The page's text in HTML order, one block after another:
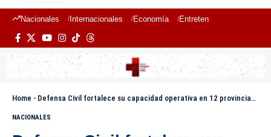
Nacionales Internacionales Economía Entretenimiento
Home - Defensa Civil fortalece su capacidad operativa en 12 provincias con apoyo de Arabia Saudita
NACIONALES